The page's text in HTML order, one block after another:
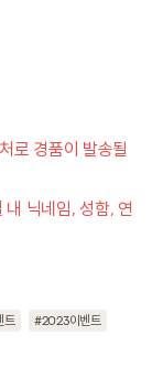
로 경품이 발송될
닉네임, 성함, 연
트 #2023이벤트